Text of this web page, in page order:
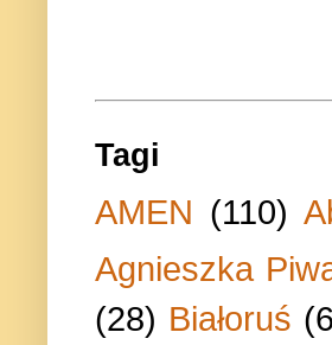
Tagi
AMEN (110)
Agnieszka
(28) Białoruś